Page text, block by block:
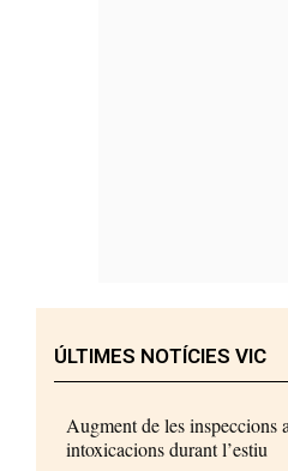
ÚLTIMES NOTÍCIES VIC
Augment de les inspeccions
intoxicacions durant l’estiu